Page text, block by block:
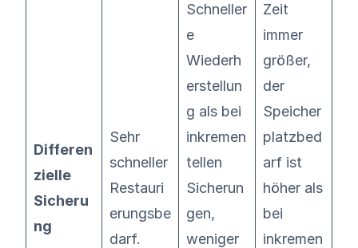
Differen
zielle
Sicheru
ng
Sehr
schneller
Restauri
erungsbe
darf.
Schneller
e
Wiederh
erstellun
g als bei
inkremen
tellen
Sicherun
gen,
weniger
Zeit
immer
größer,
der
Speicher
platzbed
arf ist
höher als
bei
inkremen